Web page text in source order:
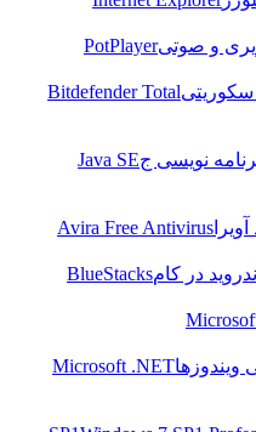
و صوتیPotPlayer
سکوریتیBitdefender Total
نویسی جJava SE
Avira Free Antivirus
در کامBlueStacks
Microsoft .NET